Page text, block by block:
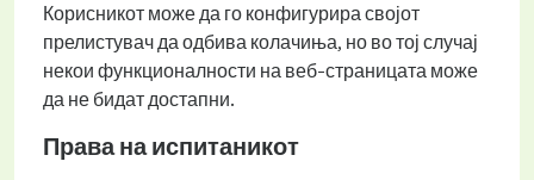
Корисникот може да го конфигурира својот
прелистувач да одбива колачиња, но во тој случај
некои функционалности на веб-страницата може
да не бидат достапни.
Права на испитаникот